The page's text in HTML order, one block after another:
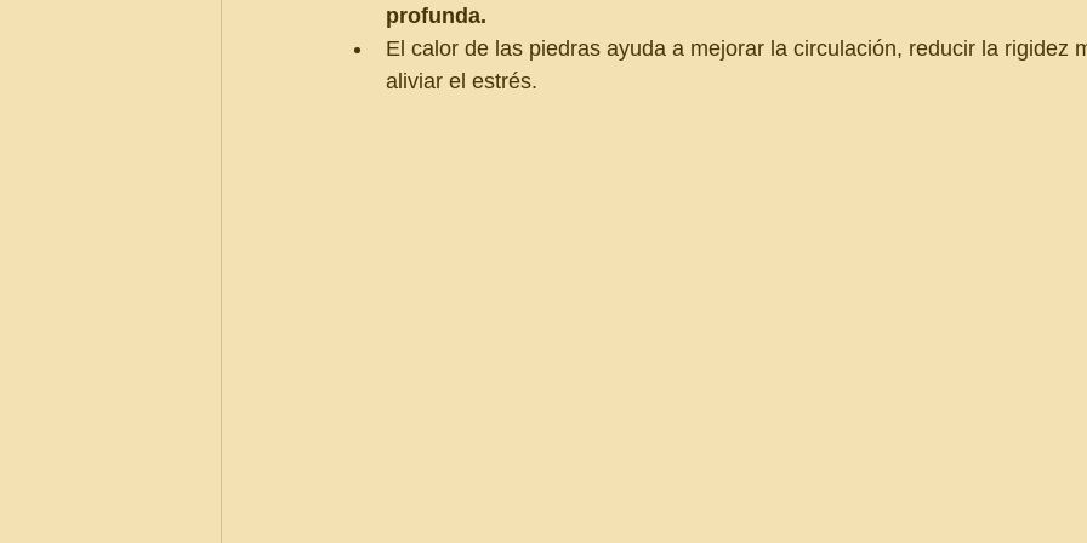
profunda.
El calor de las piedras ayuda a mejorar la circulación, reducir la rigidez
aliviar el estrés.